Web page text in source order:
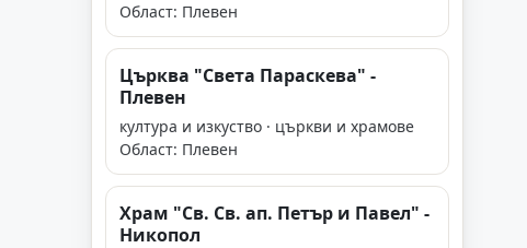
Област: Плевен
Църква "Света Параскева" -
Плевен
култура и изкуство · църкви и храмове
Област: Плевен
Храм "Св. Св. ап. Петър и Павел" -
Никопол